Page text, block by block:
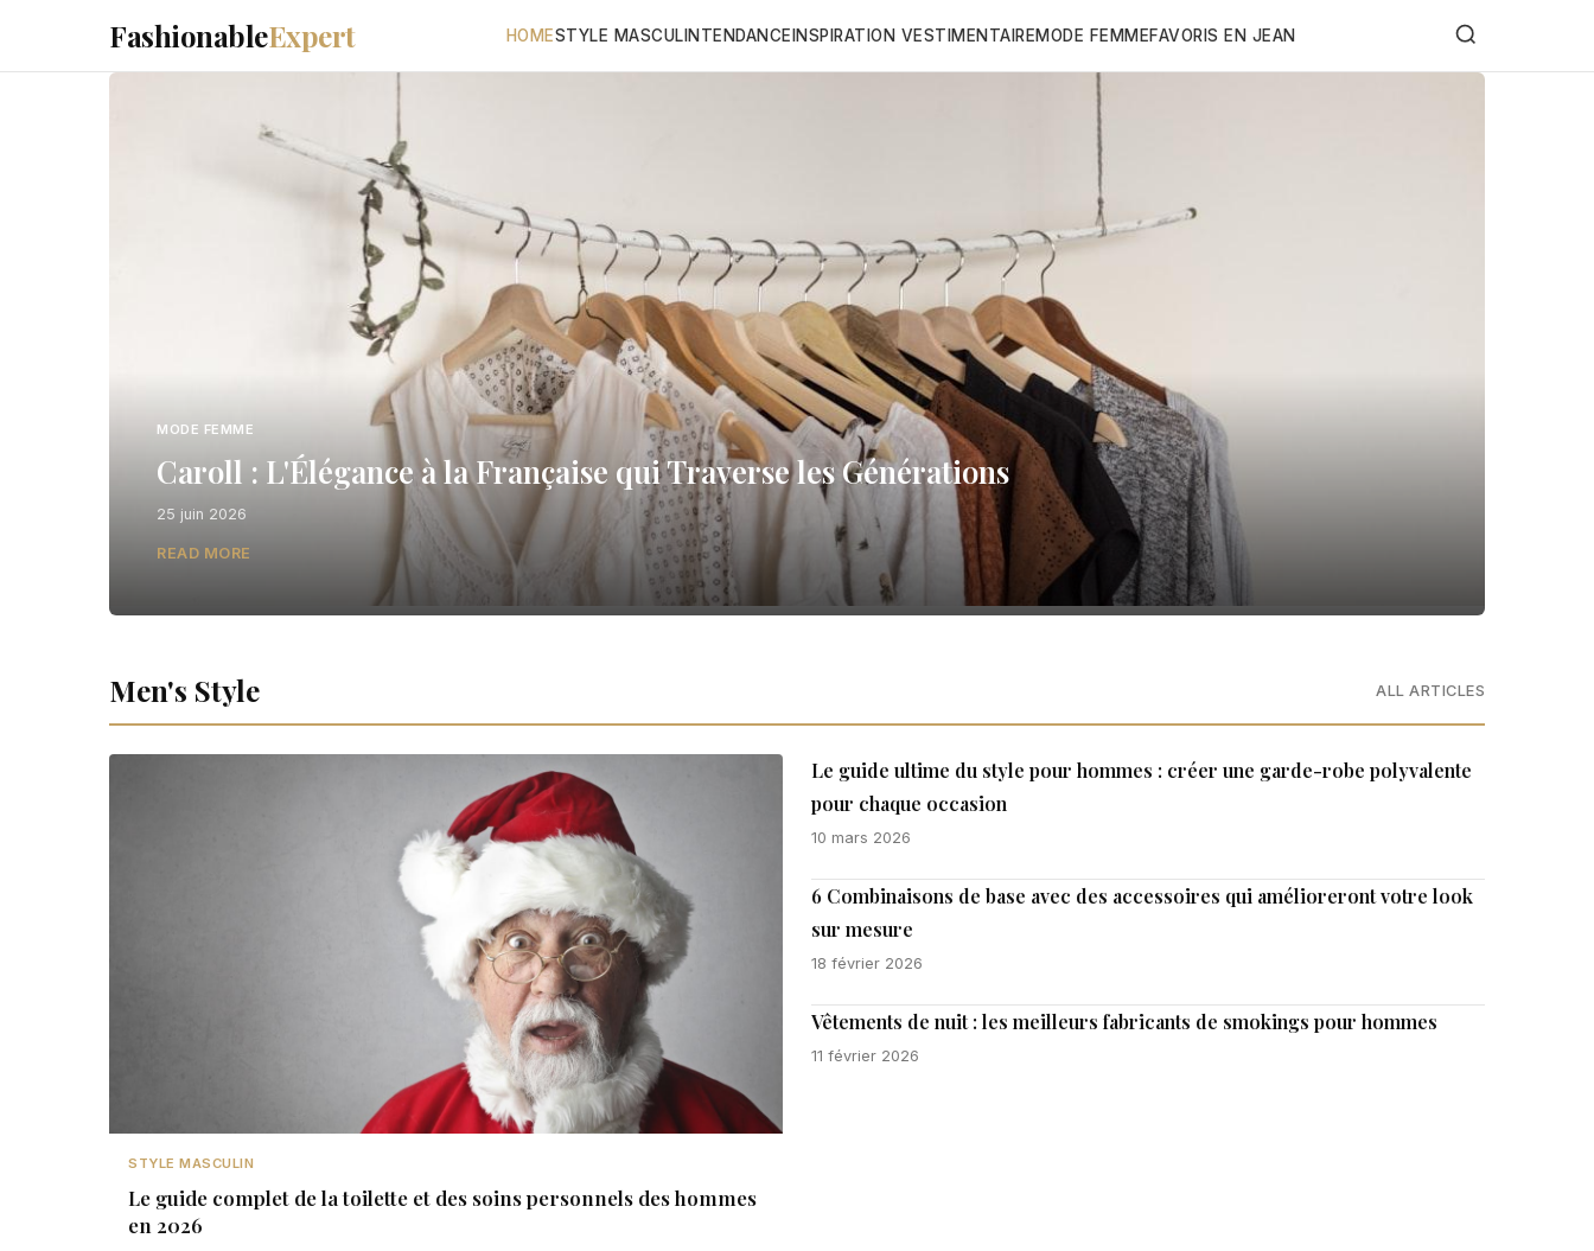
FashionableExpert HOMESTYLE MASCULINTENDANCEINSPIRATION VESTIMENTAIREMODE FEMMEFAVORIS EN JEAN
MODE FEMME
Caroll : L'Élégance à la Française qui Traverse les Générations
25 juin 2026
READ MORE
Men's Style ALL ARTICLES
STYLE MASCULIN
Le guide complet de la toilette et des soins personnels des hommes
en 2026
Le guide ultime du style pour hommes : créer une garde-robe polyvalente
pour chaque occasion
10 mars 2026
6 Combinaisons de base avec des accessoires qui amélioreront votre look
sur mesure
18 février 2026
Vêtements de nuit : les meilleurs fabricants de smokings pour hommes
11 février 2026